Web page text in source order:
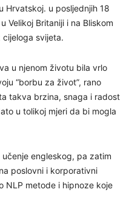
Hrvatskoj. u posljednjih 18
Velikoj Britaniji i na Bliskom
svijeta.
u njenom životu bila vrlo
“borbu za život”, rano
takva brzina, snaga i radost
u tolikoj mjeri da bi mogla
engleskog, pa zatim
poslovni i korporativni
NLP metode i hipnoze koje